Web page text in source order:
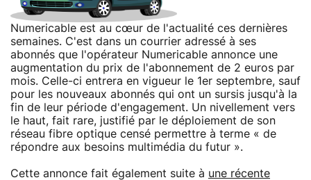
Numericable est au cœur de l'actualité ces dernières
semaines. C'est dans un courrier adressé à ses
abonnés que l'opérateur Numericable annonce une
augmentation du prix de l'abonnement de 2 euros par
mois. Celle-ci entrera en vigueur le 1er septembre, sauf
pour les nouveaux abonnés qui ont un sursis jusqu'à la
fin de leur période d'engagement. Un nivellement vers
le haut, fait rare, justifié par le déploiement de son
réseau fibre optique censé permettre à terme « de
répondre aux besoins multimédia du futur ».
Cette annonce fait également suite à une récente